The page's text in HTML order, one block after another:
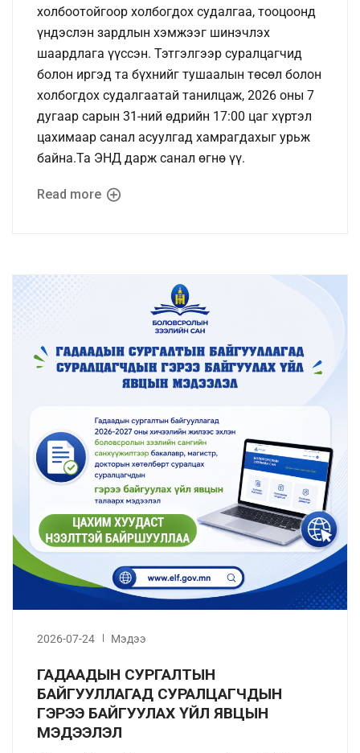
холбоотойгоор холбогдох судалгаа, тооцоонд
үндэслэн зардлын хэмжээг шинэчлэх
шаардлага үүссэн. Тэтгэлгээр суралцагчид
болон иргэд та бүхнийг тушаалын төсөл болон
холбогдох судалгаатай танилцаж, 2026 оны 7
дугаар сарын 31-ний өдрийн 17:00 цаг хүртэл
цахимаар санал асуулгад хамрагдахыг урьж
байна.Та ЭНД дарж санал өгнө үү.
Read more
2026-07-24 Мэдээ
ГАДААДЫН СУРГАЛТЫН
БАЙГУУЛЛАГАД СУРАЛЦАГЧДЫН
ГЭРЭЭ БАЙГУУЛАХ ҮЙЛ ЯВЦЫН
МЭДЭЭЛЭЛ